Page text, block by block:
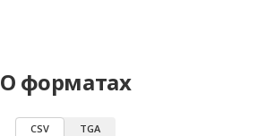
О форматах
CSV TGA